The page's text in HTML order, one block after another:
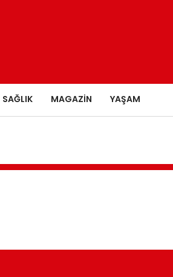
SAĞLIK MAGAZIN YAŞAM